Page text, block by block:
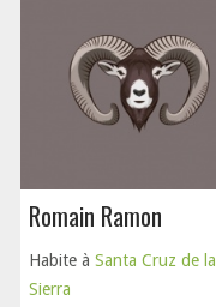
Romain Ramon
Habite à Santa Cruz de la
Sierra